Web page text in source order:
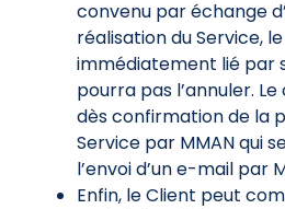
convenu par échange
réalisation du Service,
immédiatement lié par
pourra pas l’annuler.
dès confirmation de la
Service par MMAN qui
l’envoi d’un e-mail par
Enfin, le Client peut